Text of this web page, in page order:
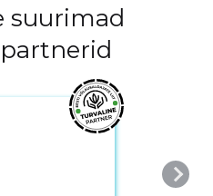
suurimad